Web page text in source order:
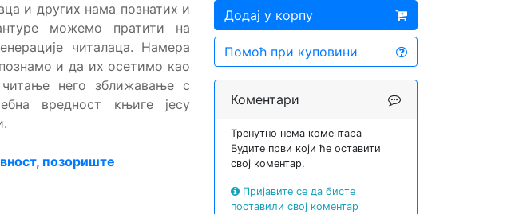
и других нама познатих и
можемо пратити на
читалаца. Намера
и да их осетимо као
него зближавање с
вредност књиге јесу
позориште
Додај у корпу
Помоћ при куповини
Коментари
Тренутно нема коментара
Будите први који ће оставити
свој коментар.
Пријавите се да бисте
поставили свој коментар